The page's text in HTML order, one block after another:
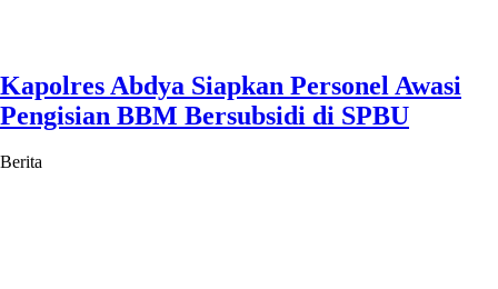
Kapolres Abdya Siapkan Personel Awasi
Pengisian BBM Bersubsidi di SPBU
Berita